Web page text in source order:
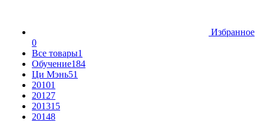
Избранное
0
Все товары1
Обучение184
Ци Мэнь51
20101
20127
201315
20148